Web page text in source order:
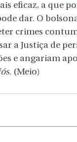
eficaz, a que
dar. O
crimes
a Justiça de
e angariam
. (Meio)